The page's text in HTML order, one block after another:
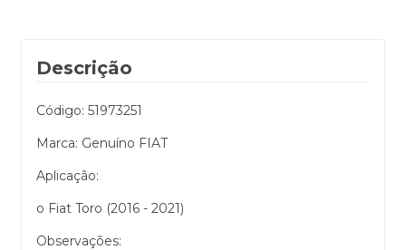
Descrição
Código: 51973251
Marca: Genuíno FIAT
Aplicação:
o Fiat Toro (2016 - 2021)
Observações: